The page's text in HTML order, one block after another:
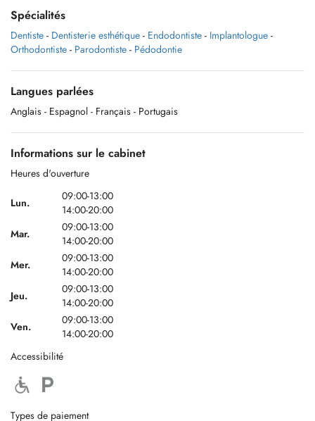
Afin de vous offrir les meilleurs soins possibles, nous vous informons
panoramique avant la première consultation. Cette étape est essentielle
afin de permettre à nos praticiens d’établir un diagnostic précis et de
vous proposer un plan de traitement adapté à vos besoins.
Nous vous remercions de votre compréhension et de votre
coopération. Nous serons ravis de vous accueillir et de vous offrir des
A ORALIS Pétange nasceu da vontade de reunir, num só espaço, uma
equipa médico-dentária multidisciplinar focada numa abordagem
global da saúde oral do paciente.
Para marcações:
(+352) 27 76 99 61 ou (+352) 691 879 961
Spécialités
Dentiste - Dentisterie esthétique - Endodontiste - Implantologue -
Orthodontiste - Parodontiste - Pédodontie
Langues parlées
Anglais - Espagnol - Français - Portugais
Informations sur le cabinet
Heures d'ouverture
Lun.
09:00-13:00
14:00-20:00
Mar.
09:00-13:00
14:00-20:00
Mer.
09:00-13:00
14:00-20:00
Jeu.
09:00-13:00
14:00-20:00
Ven.
09:00-13:00
14:00-20:00
Accessibilité
Types de paiement